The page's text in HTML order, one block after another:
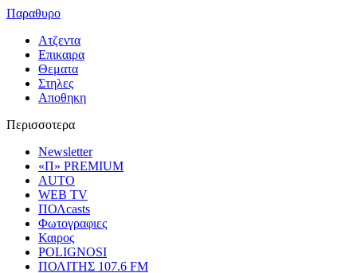
Παραθυρο
Ατζεντα
Επικαιρα
Θεματα
Στηλες
Αποθηκη
Περισσοτερα
Newsletter
«Π» PREMIUM
AUTO
WEB TV
ΠΟΛcasts
Φωτογραφιες
Καιρος
POLIGNOSI
ΠΟΛΙΤΗΣ 107.6 FM